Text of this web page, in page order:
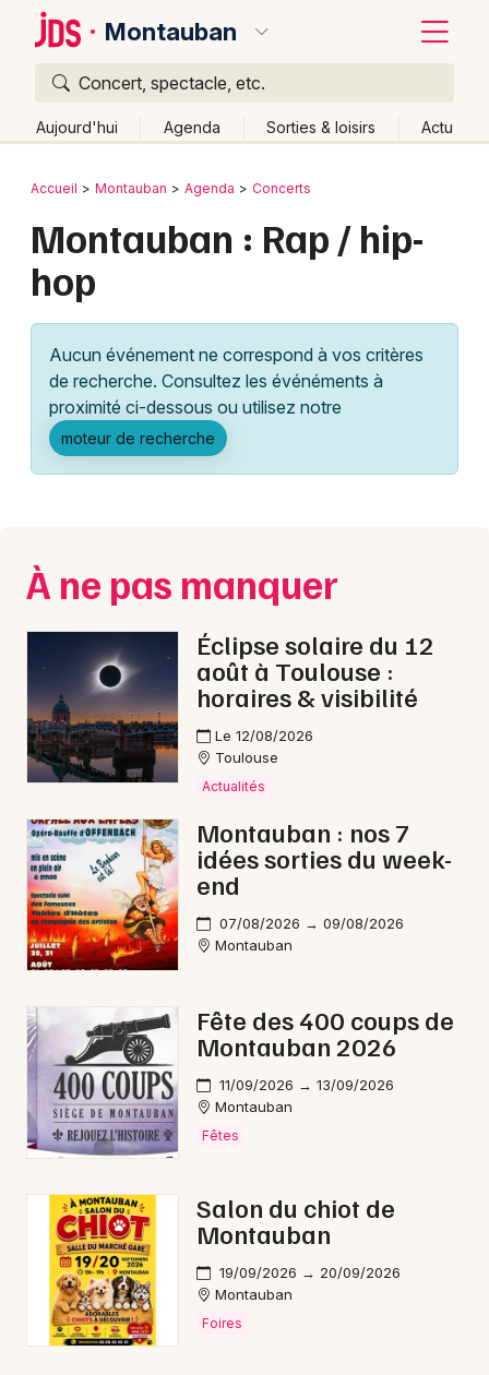
Montauban
Concert, spectacle, etc.
Aujourd'hui Agenda Sorties & loisirs Actu
Publier un événement
Grands événements
Activité & Expérience
Manifestations
Foires & salons
Concerts
Sports
Soirées
Sorties famille
Sorties & loisirs
Rap dans le Tarn-et-Garonne
Rap en Midi-Pyrénées
Rap en Occitanie
Newsletter des sorties
Artistes en tournée
Actus à Montauban
Magazine à Montauban
Bordeaux
Colmar
Lille
Lyon
Marseille
Mulhouse
Nice
Paris
Strasbourg
Toulouse
Toutes les villes
Retour
Accueil Montauban Agenda Concerts
Montauban : Rap / hip-
hop
Aucun événement ne correspond à vos critères
de recherche. Consultez les événéments à
proximité ci-dessous ou utilisez notre
moteur de recherche
À ne pas manquer
Éclipse solaire du 12
août à Toulouse :
horaires & visibilité
Le 12/08/2026
Toulouse
Actualités
Montauban : nos 7
idées sorties du week-
end
07/08/2026 → 09/08/2026
Montauban
Fête des 400 coups de
Montauban 2026
11/09/2026 → 13/09/2026
Montauban
Fêtes
Salon du chiot de
Montauban
19/09/2026 → 20/09/2026
Montauban
Foires
Quoi ?
Où ?
Midi-Pyrénées
Partout Près de moi Changer de lieu
Quand ?
Aujourd'hui
Demain Ce week-end Autre